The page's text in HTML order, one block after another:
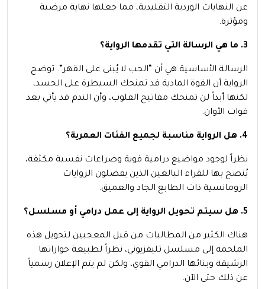
عن النهايات الوردية التقليدية، مما جعلها نهاية مرضية
ومؤثرة.
3. ما هي الرسالة التي تقدمها الرواية؟
الرسالة الأساسية هي أن “الحب لا يُبنى على القهر”. توضح
الرواية أن القوة المادية قد تمنحك السيطرة على الجسد،
لكنها أبداً لن تمنحك مفاتيح القلوب، وأن الندم قد يأتي بعد
فوات الأوان.
4. هل الرواية مناسبة لجميع الفئات العمرية؟
نظراً لوجود مواضيع درامية قوية وصراعات نفسية مكثفة،
يُنصح بها للقراء البالغين الذين يفضلون الروايات
الرومانسية ذات الطابع الجاد والعميق.
5. هل سيتم تحويل الرواية إلى عمل درامي أو مسلسل؟
هناك الكثير من المطالبات من قبل المعجبين لتحويل هذه
الملحمة إلى مسلسل تليفزيوني، نظراً لطبيعة حواراتها
الرشيقة وبنائها الدرامي القوي، ولكن لم يتم الإعلان رسمياً
عن ذلك حتى الآن.